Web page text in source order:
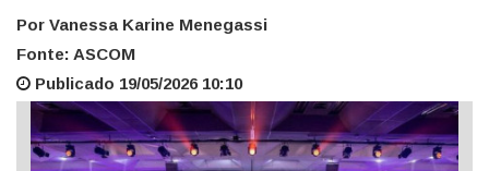
Por Vanessa Karine Menegassi
Fonte: ASCOM
Publicado 19/05/2026 10:10